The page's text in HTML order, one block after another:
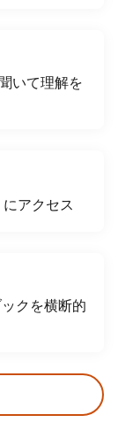
いて理解を
アクセス
クを横断的